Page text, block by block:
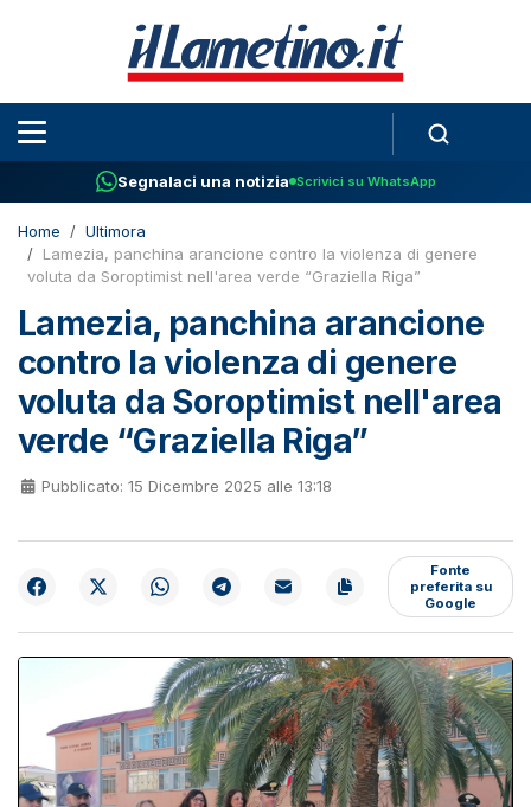
Segnalaci una notizia Scrivici su WhatsApp
Home
Ultimora
Lamezia, panchina arancione contro la violenza di genere
voluta da Soroptimist nell'area verde “Graziella Riga”
Lamezia, panchina arancione
contro la violenza di genere
voluta da Soroptimist nell'area
verde “Graziella Riga”
Pubblicato: 15 Dicembre 2025 alle 13:18
Fonte
preferita su
Google